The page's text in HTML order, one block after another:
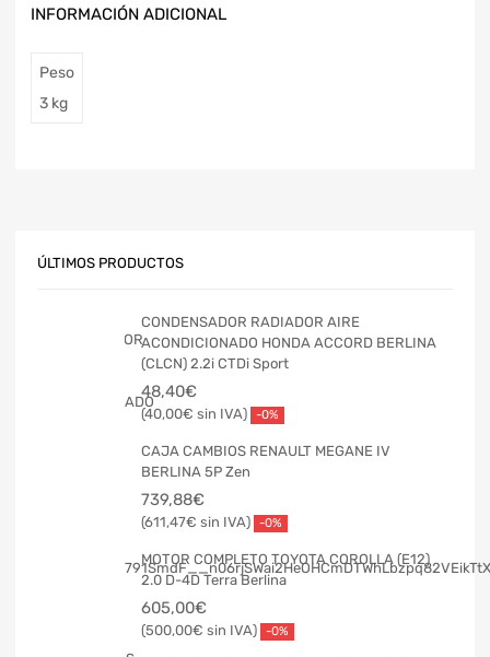
INFORMACIÓN ADICIONAL
Peso
3 kg
ÚLTIMOS PRODUCTOS
CONDENSADOR RADIADOR AIRE
ACONDICIONADO HONDA ACCORD BERLINA
(CLCN) 2.2i CTDi Sport
48,40€
40,00€ -0%
CAJA CAMBIOS RENAULT MEGANE IV
BERLINA 5P Zen
739,88€
611,47€ -0%
MOTOR COMPLETO TOYOTA COROLLA (E12)
2.0 D-4D Terra Berlina
605,00€
500,00€ -0%